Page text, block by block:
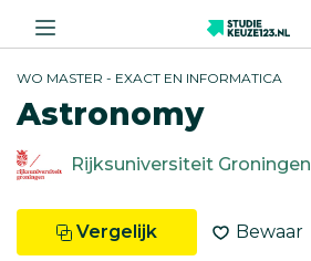
WO MASTER - EXACT EN INFORMATICA
Astronomy
Rijksuniversiteit Groningen
Vergelijk Bewaar